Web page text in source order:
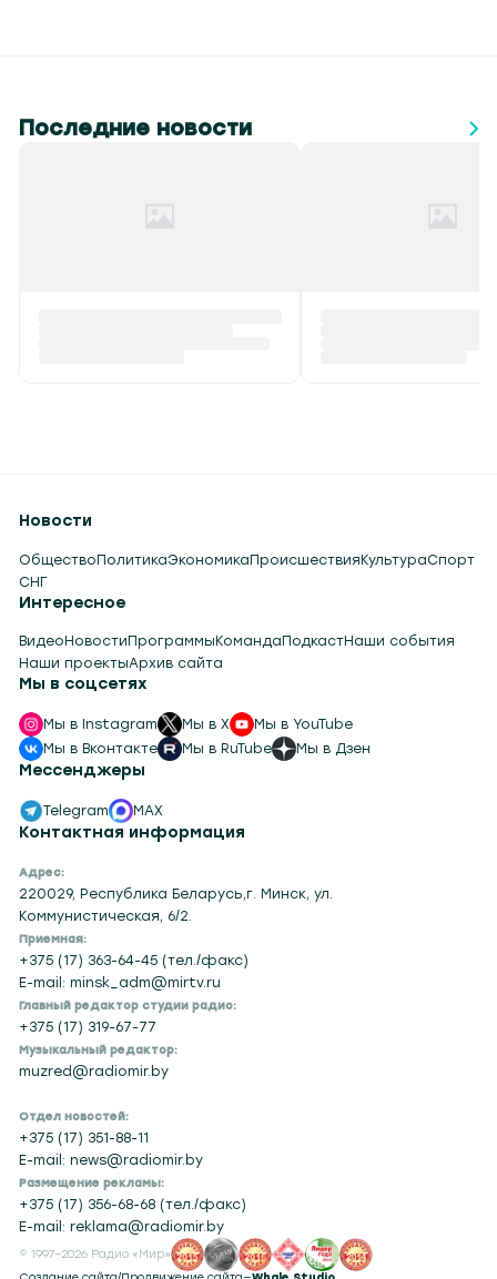
Последние новости
Контактная информация
Адрес:
220029, Республика Беларусь,г. Минск, ул.
Коммунистическая, 6/2.
Приемная:
+375 (17) 363-64-45 (тел./факс)
E-mail: minsk_adm@mirtv.ru
Главный редактор студии радио:
+375 (17) 319-67-77
Музыкальный редактор:
muzred@radiomir.by
Отдел новостей:
+375 (17) 351-88-11
E-mail: news@radiomir.by
Размещение рекламы:
+375 (17) 356-68-68 (тел./факс)
E-mail: reklama@radiomir.by
Новости
ОбществоПолитикаЭкономикаПроисшествияКультураСпорт
СНГ
Интересное
ВидеоНовостиПрограммыКомандаПодкастНаши события
Наши проектыАрхив сайта
Мы в соцсетях
Мы в Instagram Мы в X
Мы в YouTube
Мы в Вконтакте
Мы в RuTube Мы в Дзен
Мессенджеры
Telegram MAX
© 1997–2026 Радио «Мир»